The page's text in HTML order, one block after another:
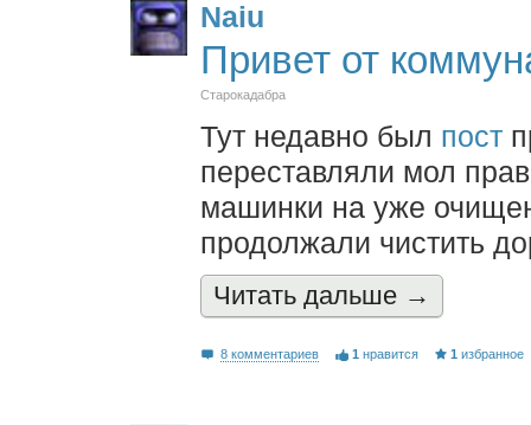
Naiu
Привет от
Старокадабра
Тут недавно был пост
переставляли мол
машинки на уже
продолжали чистить
Читать дальшe →
8 комментариев 1 нравится 1 избранное